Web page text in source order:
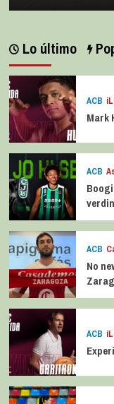
Lo último
ACB
Mark
ACB
ACB
No
ACB